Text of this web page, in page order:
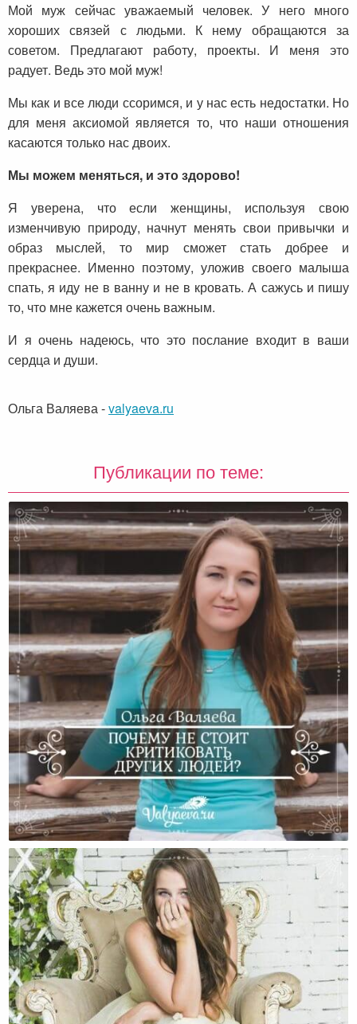
Мой муж сейчас уважаемый человек. У него много
хороших связей с людьми. К нему обращаются за
советом. Предлагают работу, проекты. И меня это
радует. Ведь это мой муж!
Мы как и все люди ссоримся, и у нас есть недостатки. Но
для меня аксиомой является то, что наши отношения
касаются только нас двоих.
Мы можем меняться, и это здорово!
Я уверена, что если женщины, используя свою
изменчивую природу, начнут менять свои привычки и
образ мыслей, то мир сможет стать добрее и
прекраснее. Именно поэтому, уложив своего малыша
спать, я иду не в ванну и не в кровать. А сажусь и пишу
то, что мне кажется очень важным.
И я очень надеюсь, что это послание входит в ваши
сердца и души.
Ольга Валяева-valyaeva.ru
Публикации по теме:
Почему Не Стоит Критиковать Других Людей?